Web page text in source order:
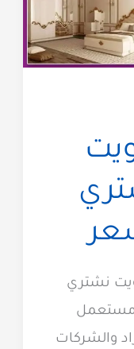
نشتري
نشتري
مستعمل
والشركات